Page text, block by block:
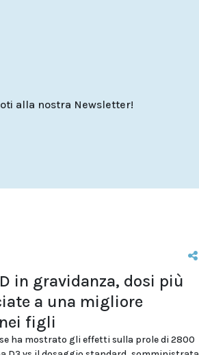
alla nostra Newsletter!
in gravidanza, dosi più
a una migliore
figli
ha mostrato gli effetti sulla prole di 2800